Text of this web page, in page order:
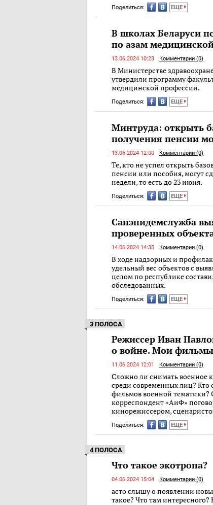
Поделиться: ЕЩЕ
В школах Беларуси
по азам
13.06.2024 10:23 Комментарии (0)
В Министерстве
утвердили программу
медицинской профессии.
Поделиться: ЕЩЕ
Минтруда: открыть
получения пенсии
13.06.2024 12:00 Комментарии (0)
Те, кто не успел открыть
пенсии или пособия, могут
недели, то есть до 23 июня.
Поделиться: ЕЩЕ
Санэпидемслужба
проверенных
14.06.2024 14:35 Комментарии (0)
В ходе надзорных и
удельный вес объектов с
целом по республике
обследованных.
Поделиться: ЕЩЕ
3 ПОЛОСА
Режиссер Иван
о войне. Мои
11.06.2024 12:01 Комментарии (0)
Сложно ли снимать военное
среди современных лиц? Кто
фильмов военной тематики?
корреспондент «АиФ»
кинорежиссером,
Поделиться: ЕЩЕ
4 ПОЛОСА
Что такое экотропа?
04.06.2024 15:04 Комментарии (0)
асто слышу о появлении
такое? Что там